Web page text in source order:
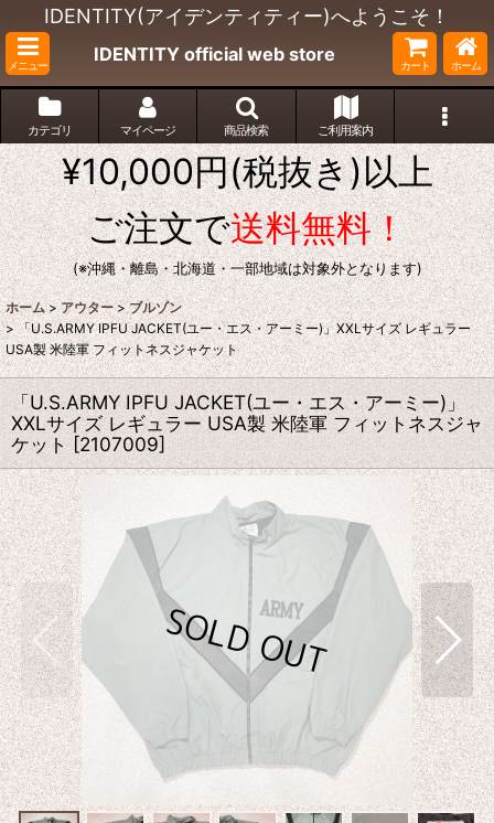
IDENTITY(アイデンティティー)へようこそ！
メニュー
IDENTITY official web store
カート ホーム
カテゴリ マイページ 商品検索 ご利用案内
¥10,000円(税抜き)以上
ご注文で送料無料！
(※沖縄・離島・北海道・一部地域は対象外となります)
ホーム > アウター > ブルゾン
> 「U.S.ARMY IPFU JACKET(ユー・エス・アーミー)」XXLサイズ レギュラー
USA製 米陸軍 フィットネスジャケット
「U.S.ARMY IPFU JACKET(ユー・エス・アーミー)」
XXLサイズ レギュラー USA製 米陸軍 フィットネスジャ
ケット [2107009]